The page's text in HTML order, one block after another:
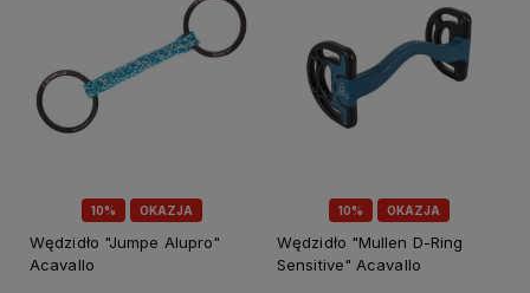
10% OKAZJA
Wędzidło "Jumpe Alupro"
Acavallo
10% OKAZJA
Wędzidło "Mullen D-Ring
Sensitive" Acavallo